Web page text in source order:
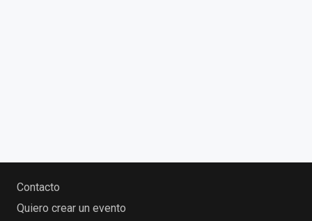
Contacto
Quiero crear un evento